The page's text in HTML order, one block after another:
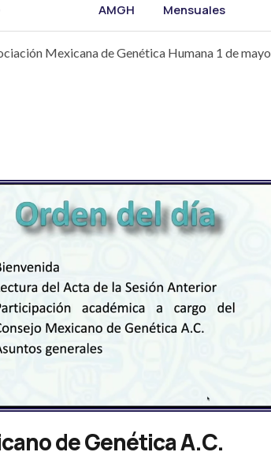
AMGH
Mensuales
Mexicana de Genética Humana 1 de mayo
de Genética A.C.